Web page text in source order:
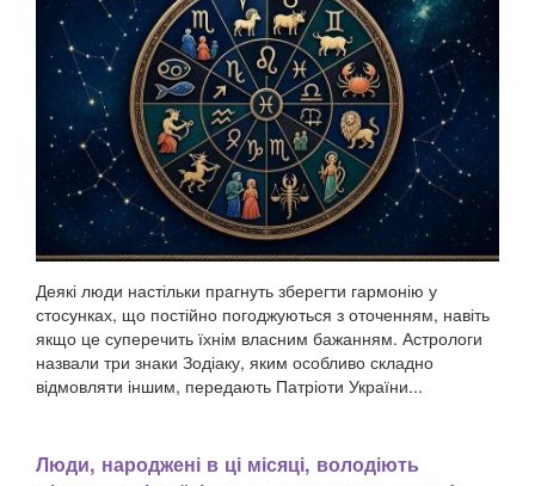
Деякі люди настільки прагнуть зберегти гармонію у
стосунках, що постійно погоджуються з оточенням, навіть
якщо це суперечить їхнім власним бажанням. Астрологи
назвали три знаки Зодіаку, яким особливо складно
відмовляти іншим, передають Патріоти України...
Люди, народжені в ці місяці, володіють